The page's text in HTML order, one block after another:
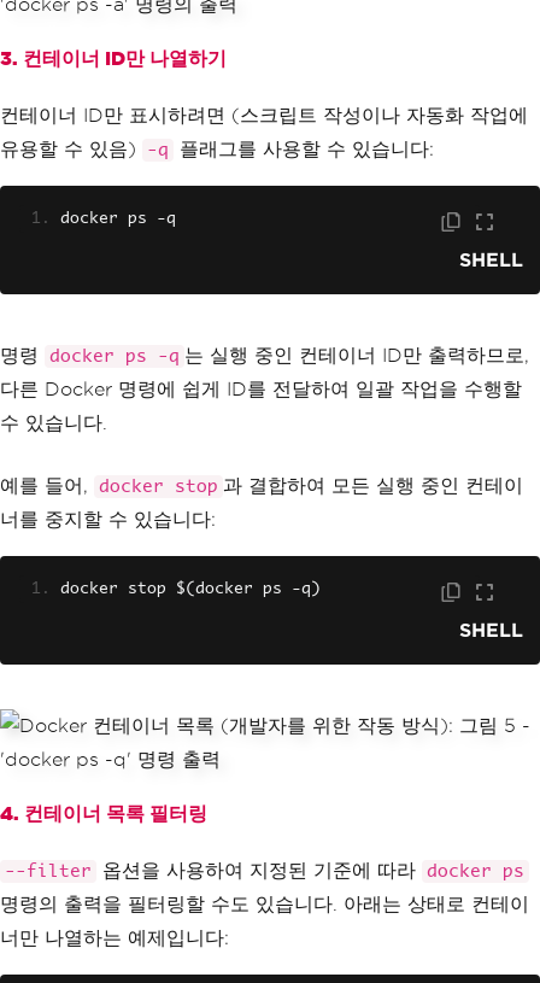
3. 컨테이너 ID만 나열하기
컨테이너 ID만 표시하려면 (스크립트 작성이나 자동화 작업에
유용할 수 있음)
-q 플래그를 사용할 수 있습니다:
docker ps -q
SHELL
명령 docker ps -q 는 실행 중인 컨테이너 ID만 출력하므로,
다른 Docker 명령에 쉽게 ID를 전달하여 일괄 작업을 수행할
수 있습니다.
예를 들어, docker stop 과 결합하여 모든 실행 중인 컨테이
너를 중지할 수 있습니다:
docker stop $( docker ps -q )
SHELL
4. 컨테이너 목록 필터링
--filter 옵션을 사용하여 지정된 기준에 따라 docker ps
명령의 출력을 필터링할 수도 있습니다. 아래는 상태로 컨테이
너만 나열하는 예제입니다: